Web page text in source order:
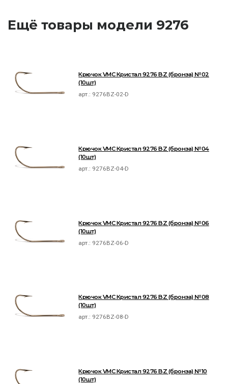
Ещё товары модели 9276
Крючок VMC Кристал 9276 BZ (бронза) №02
(10шт)
арт.: 9276BZ-02-D
Крючок VMC Кристал 9276 BZ (бронза) №04
(10шт)
арт.: 9276BZ-04-D
Крючок VMC Кристал 9276 BZ (бронза) №06
(10шт)
арт.: 9276BZ-06-D
Крючок VMC Кристал 9276 BZ (бронза) №08
(10шт)
арт.: 9276BZ-08-D
Крючок VMC Кристал 9276 BZ (бронза) №10
(10шт)